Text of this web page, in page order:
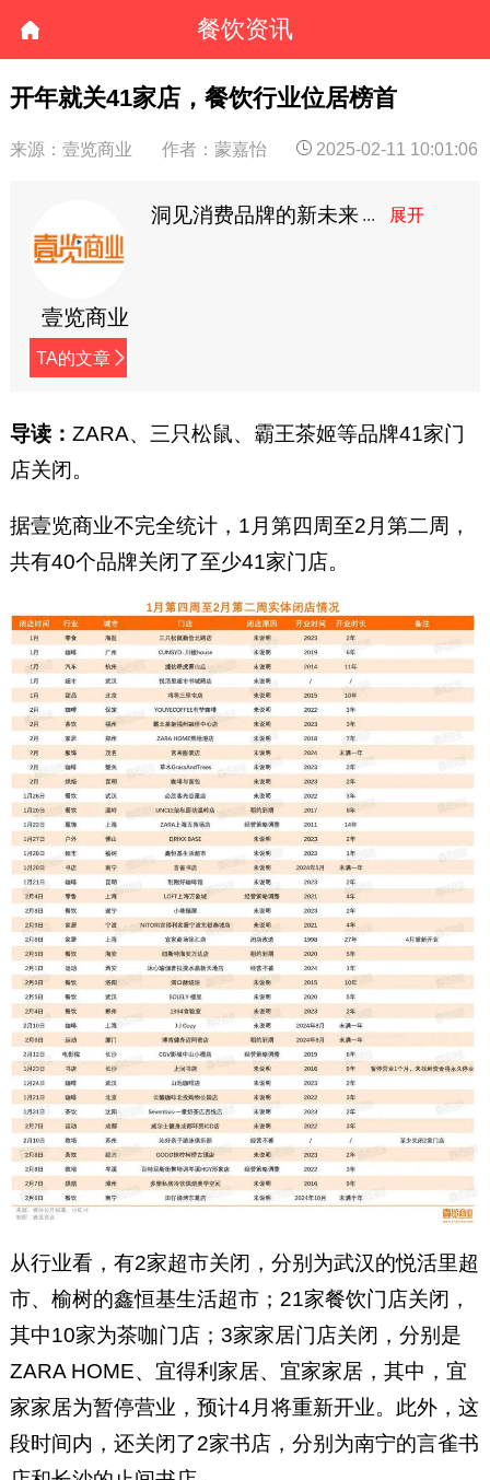
餐饮资讯
开年就关41家店，餐饮行业位居榜首
来源：壹览商业 作者：蒙嘉怡 2025-02-11 10:01:06
壹览商业
TA的文章
洞见消费品牌的新未来
导读： ZARA、三只松鼠、霸王茶姬等品牌41家门
店关闭。
据壹览商业不完全统计，1月第四周至2月第二周，
共有40个品牌关闭了至少41家门店。
从行业看，有2家超市关闭，分别为武汉的悦活里超
市、榆树的鑫恒基生活超市；21家餐饮门店关闭，
其中10家为茶咖门店；3家家居门店关闭，分别是
ZARA HOME、宜得利家居、宜家家居，其中，宜
家家居为暂停营业，预计4月将重新开业。此外，这
段时间内，还关闭了2家书店，分别为南宁的言雀书